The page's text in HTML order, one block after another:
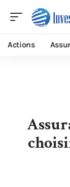
Actions